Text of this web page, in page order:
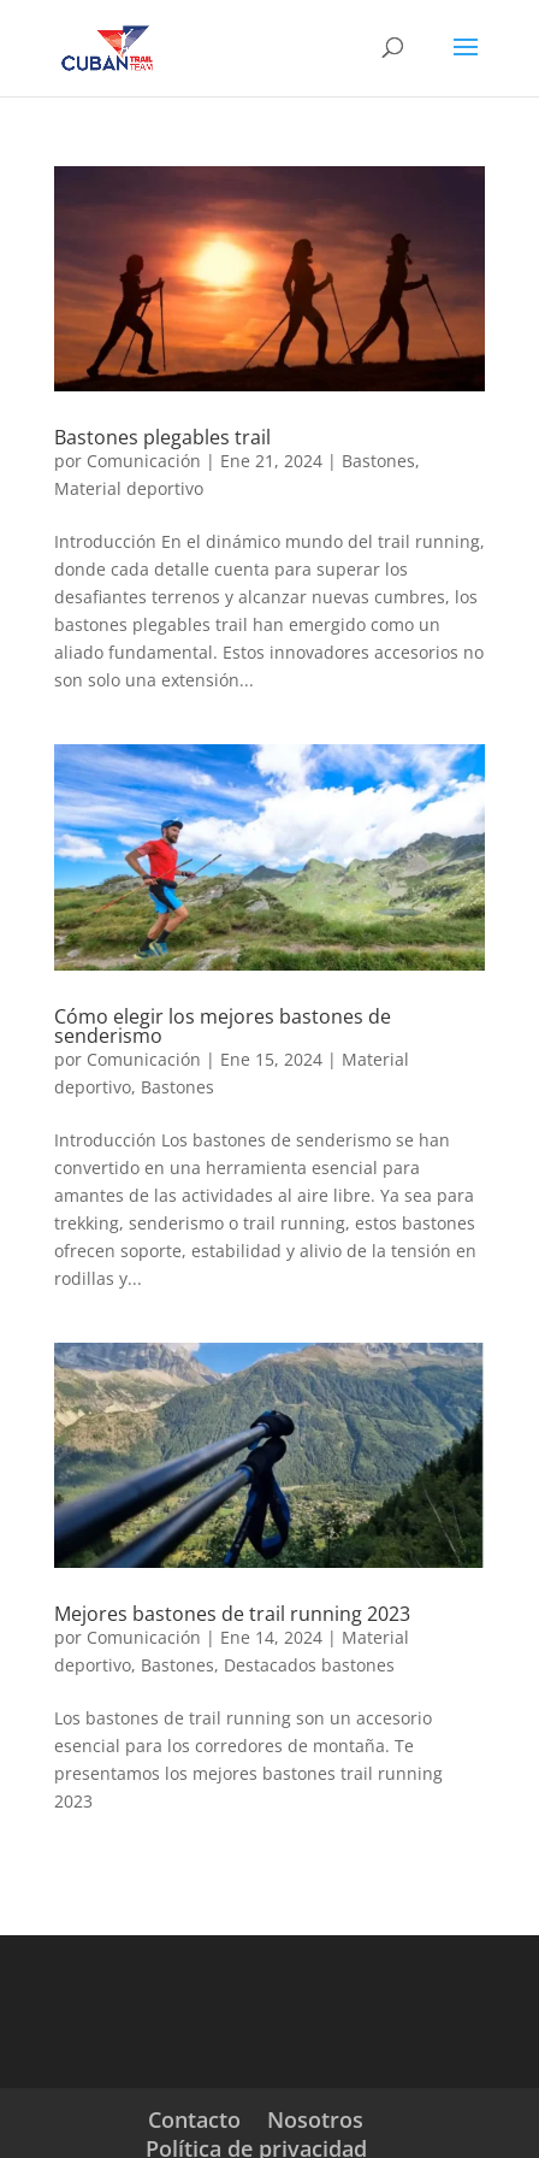
Bastones plegables trail
por Comunicación | Ene 21, 2024| Bastones,
Material deportivo
Introducción En el dinámico mundo del trail running,
donde cada detalle cuenta para superar los
desafiantes terrenos y alcanzar nuevas cumbres, los
bastones plegables trail han emergido como un
aliado fundamental. Estos innovadores accesorios no
son solo una extensión...
Cómo elegir los mejores bastones de
senderismo
por Comunicación | Ene 15, 2024| Material
deportivo, Bastones
Introducción Los bastones de senderismo se han
convertido en una herramienta esencial para
amantes de las actividades al aire libre. Ya sea para
trekking, senderismo o trail running, estos bastones
ofrecen soporte, estabilidad y alivio de la tensión en
rodillas y...
Mejores bastones de trail running 2023
por Comunicación | Ene 14, 2024| Material
deportivo, Bastones, Destacados bastones
Los bastones de trail running son un accesorio
esencial para los corredores de montaña. Te
presentamos los mejores bastones trail running
2023
Contacto
Nosotros
Política de privacidad